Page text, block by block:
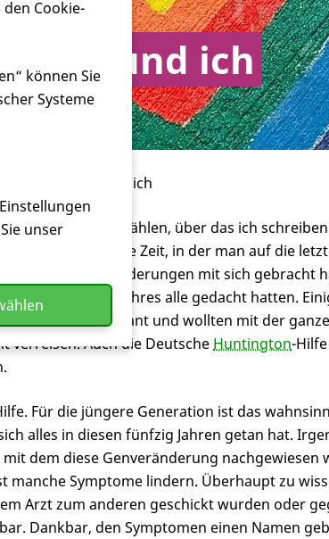
2020 und ich
2020 und ich
Thema auszuwählen, über das ich
ist aktuell auch die Zeit, in der man auf die
und Veränderungen mit sich gebracht
wir anfangs des Jahres alle gedacht hatten.
Hochzeit geplant und wollten mit der
verreisen. Auch die Deutsche Huntington-
Für die jüngere Generation ist das
alles in diesen fünfzig Jahren getan hat.
mit dem diese Genveränderung
manche Symptome lindern. Überhaupt zu
Arzt zum anderen geschickt wurden oder
Dankbar, den Symptomen einen Namen
Cookie-
können Sie
Systeme
unser